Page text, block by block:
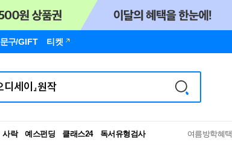
문구/GIFT 티켓
사락 예스펀딩 클래스24
RBTI Lab
여름방학혜택